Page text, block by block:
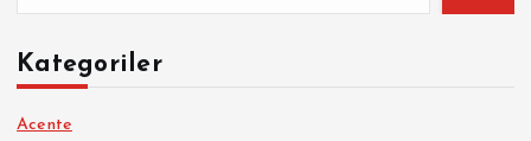
Kategoriler
Acente